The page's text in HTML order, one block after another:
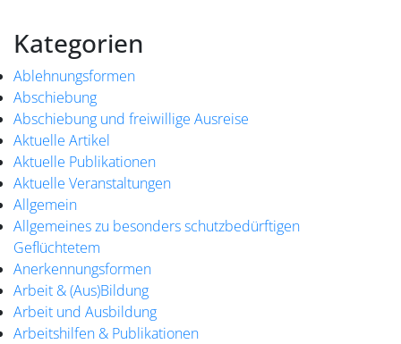
Kategorien
Ablehnungsformen
Abschiebung
Abschiebung und freiwillige Ausreise
Aktuelle Artikel
Aktuelle Publikationen
Aktuelle Veranstaltungen
Allgemein
Allgemeines zu besonders schutzbedürftigen
Geflüchtetem
Anerkennungsformen
Arbeit & (Aus)Bildung
Arbeit und Ausbildung
Arbeitshilfen & Publikationen